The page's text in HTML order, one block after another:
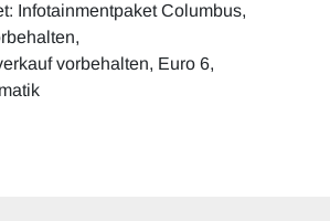
Infotainmentpaket Columbus,
vorbehalten, Euro 6,